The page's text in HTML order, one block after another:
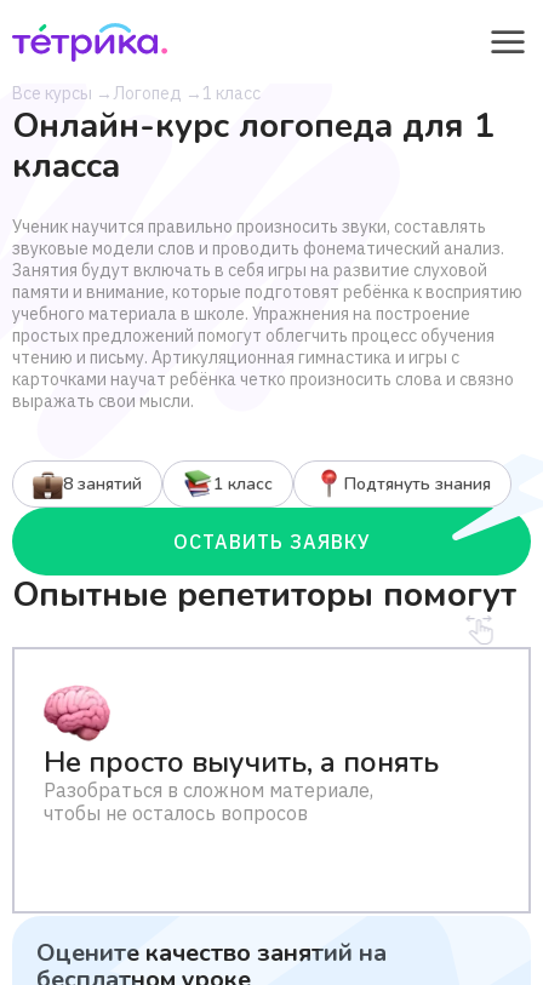
Все курсы → Логопед → 1 класс
Онлайн-курс логопеда для 1
класса
Ученик научится правильно произносить звуки, составлять
звуковые модели слов и проводить фонематический анализ.
Занятия будут включать в себя игры на развитие слуховой
памяти и внимание, которые подготовят ребёнка к восприятию
учебного материала в школе. Упражнения на построение
простых предложений помогут облегчить процесс обучения
чтению и письму. Артикуляционная гимнастика и игры с
карточками научат ребёнка четко произносить слова и связно
выражать свои мысли.
8 занятий 1 класс Подтянуть знания
ОСТАВИТЬ ЗАЯВКУ
Опытные репетиторы помогут
Не просто выучить, а понять
Разобраться в сложном материале,
чтобы не осталось вопросов
Оцените качество занятий на